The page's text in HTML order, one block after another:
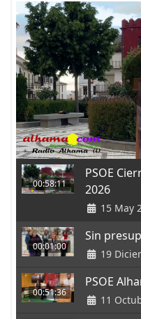
00:58:11
PSOE
2026
15 May
00:01:00
Sin
19
00:51:36
PSOE
11